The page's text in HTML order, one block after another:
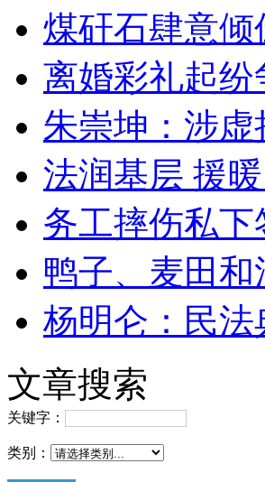
煤矸石肆意
离婚彩礼起
朱崇坤：涉
法润基层 援
务工摔伤私
鸭子、麦田和
杨明仑：民
文章搜索
关键字：
类别：